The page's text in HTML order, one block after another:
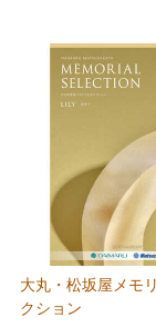
大丸・松坂屋メモ
クション